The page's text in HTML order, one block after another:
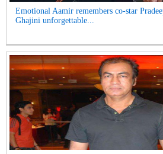
Emotional Aamir remembers co-star
Ghajini unforgettable...